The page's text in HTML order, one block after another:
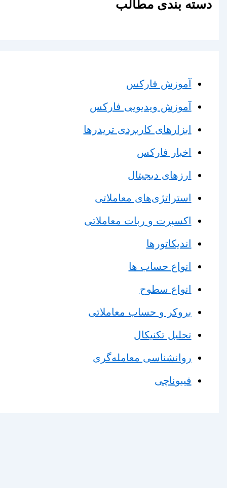
دسته بندی مطالب
آموزش فارکس
آموزش ویدیویی فارکس
ابزارهای کاربردی تریدرها
اخبار فارکس
ارزهای دیجیتال
استراتژی‌های معاملاتی
اکسپرت و ربات معاملاتی
اندیکاتورها
انواع حساب ها
انواع سطوح
بروکر و حساب معاملاتی
تحلیل تکنیکال
روانشناسی معامله‌گری
فیبوناچی